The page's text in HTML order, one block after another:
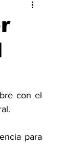
con el
para